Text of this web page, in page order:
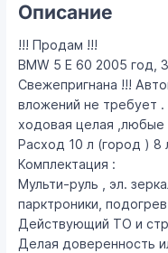
Описание
!!! Продам !!!
BMW 5 Е 60 2005 год,
Свежепригнана !!!
вложений не требует
ходовая целая ,любые
Расход 10 л (город ) 8
Комплектация :
Мульти-руль , эл.
парктроники,
Действующий ТО и
Делая доверенность